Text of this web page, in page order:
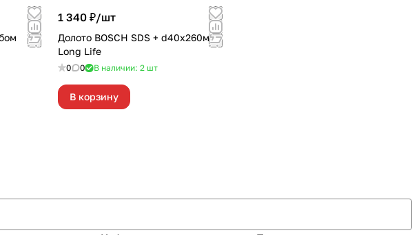
1 340 ₽/шт
Долото BOSCH SDS + d40х260мм
Long Life
0 0 В наличии: 2 шт
В корзину